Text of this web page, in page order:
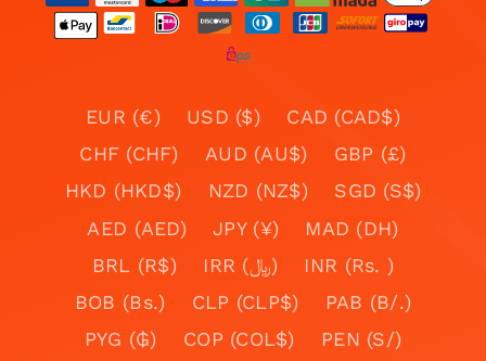
EUR (€) USD ($)
CAD (CAD$)
CHF (CHF)
AUD (AU$)
GBP (£)
HKD (HKD$)
NZD (NZ$)
SGD (S$)
AED (AED)
JPY (¥)
MAD (DH)
BRL (R$)
IRR (﷼)
INR (Rs. )
BOB (Bs.)
CLP (CLP$)
PAB (B/.)
PYG (₲)
COP (COL$)
PEN (S/)